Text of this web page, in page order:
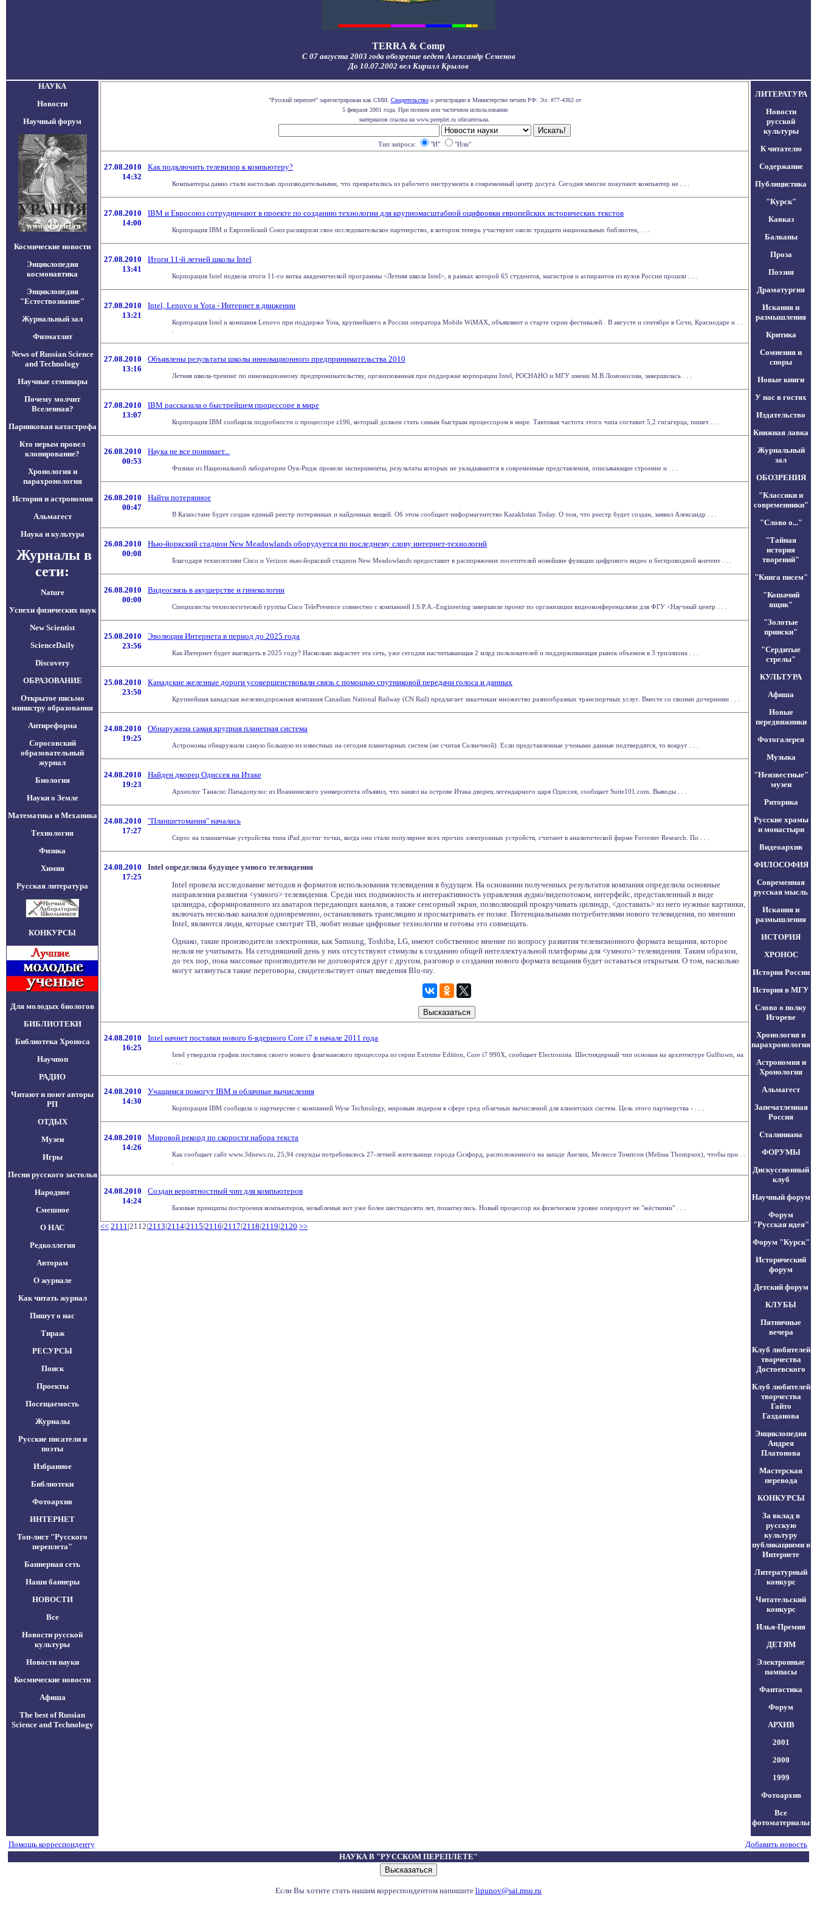
TERRA & Comp
С 07 августа 2003 года обозрение ведет Александр Семенов
До 10.07.2002 вел Кирилл Крылов
НАУКА
Новости
Научный форум
Космические новости
Энциклопедия
космонавтика
Энциклопедия
"Естествознание"
Журнальный зал
Физматлит
News of Russian Science
and Technology
Научные семинары
Почему молчит
Вселенная?
Парниковая катастрофа
Кто перым провел
клонирование?
Хронология и
парахронология
История и астрономия
Альмагест
Наука и культура
Журналы в
сети:
Nature
Успехи физических наук
New Scientist
ScienceDaily
Discovery
ОБРАЗОВАНИЕ
Открытое письмо
министру образования
Антиреформа
Соросовский
образовательный
журнал
Биология
Науки о Земле
Математика и Механика
Технология
Физика
Химия
Русская литература
КОНКУРСЫ
Для молодых биологов
БИБЛИОТЕКИ
Библиотека Хроноса
Научпоп
РАДИО
Читают и поют авторы
РП
ОТДЫХ
Музеи
Игры
Песни русского застолья
Народное
Смешное
О НАС
Редколлегия
Авторам
О журнале
Как читать журнал
Пишут о нас
Тираж
РЕСУРСЫ
Поиск
Проекты
Посещаемость
Журналы
Русские писатели и
поэты
Избранное
Библиотеки
Фотоархив
ИНТЕРНЕТ
Топ-лист "Русского
переплета"
Баннерная сеть
Наши баннеры
НОВОСТИ
Все
Новости русской
культуры
Новости науки
Космические новости
Афиша
The best of Russian
Science and Technology
"Русский переплет" зарегистрирован как СМИ. Свидетельствоо регистрации в Министерстве печати РФ: Эл. #77-4362 от
5 февраля 2001 года. При полном или частичном использовании
материалов ссылка на www.pereplet.ru обязательна.
Тип запроса: "И" "Или"
27.08.2010
14:32
Как подключить телевизор к компьютеру?
Компьютеры давно стали настолько производительными, что превратились из рабочего инструмента в современный центр досуга. Сегодня многие покупают компьютер не . . .
27.08.2010
14:00
IBM и Евросоюз сотрудничают в проекте по созданию технологии для крупномасштабной оцифровки европейских исторических текстов
Корпорация IBM и Европейский Союз расширили свое исследовательское партнерство, в котором теперь участвуют около тридцати национальных библиотек, . . .
27.08.2010
13:41
Итоги 11-й летней школы Intel
Корпорация Intel подвела итоги 11-го витка академической программы <Летняя школа Intel>, в рамках которой 65 студентов, магистров и аспирантов из вузов России прошли . . .
27.08.2010
13:21
Intel, Lenovo и Yota - Интернет в движении
Корпорация Intel и компания Lenovo при поддерже Yota, крупнейшего в России оператора Mobile WiMAX, объявляют о старте серии фестивалей . В августе и сентябре в Сочи, Краснодаре и . .
27.08.2010
13:16
Объявлены результаты школы инновационного предпринимательства 2010
Летняя школа-тренинг по инновационному предпринимательству, организованная при поддержке корпорации Intel, РОСНАНО и МГУ имени М.В.Ломоносова, завершилась . . .
27.08.2010
13:07
IBM рассказала о быстрейшем процессоре в мире
Корпорация IBM сообщила подробности о процессоре z196, который должен стать самым быстрым процессором в мире. Тактовая частота этого чипа составит 5,2 гигагерца, пишет . . .
26.08.2010
00:53
Наука не все понимает...
Физики из Национальной лаборатории Оук-Ридж провели эксперименты, результаты которых не укладываются в современные представления, описывающие строение и . . .
26.08.2010
00:47
Найти потерянное
В Казахстане будет создан единый реестр потерянных и найденных вещей. Об этом сообщает информагентство Kazakhstan Today. О том, что реестр будет создан, заявил Александр . . .
26.08.2010
00:08
Нью-йоркский стадион New Meadowlands оборудуется по последнему слову интернет-технологий
Благодаря технологиям Cisco и Verizon нью-йоркский стадион New Meadowlands предоставит в распоряжение посетителей новейшие функции цифрового видео и беспроводной контент . . .
26.08.2010
00:00
Видеосвязь в акушерстве и гинекологии
Специалисты технологической группы Cisco TelePresence совместно с компанией I.S.P.A.-Engineering завершили проект по организации видеоконференцсвязи для ФГУ <Научный центр . . .
25.08.2010
23:56
Эволюция Интернета в период до 2025 года
Как Интернет будет выглядеть в 2025 году? Насколько вырастет эта сеть, уже сегодня насчитывающая 2 млрд пользователей и поддерживающая рынок объемом в 3 триллиона . . .
25.08.2010
23:50
Канадские железные дороги усовершенствовали связь с помощью спутниковой передачи голоса и данных
Крупнейшая канадская железнодорожная компания Canadian National Railway (CN Rail) предлагает заказчикам множество разнообразных транспортных услуг. Вместе со своими дочерними . . .
24.08.2010
19:25
Обнаружена самая крупная планетная система
Астрономы обнаружили самую большую из известных на сегодня планетарных систем (не считая Солнечной). Если представленные учеными данные подтвердятся, то вокруг . . .
24.08.2010
19:23
Найден дворец Одиссея на Итаке
Археолог Танасис Пападопулос из Иоаннинского университета объявил, что нашел на острове Итака дворец легендарного царя Одиссея, сообщает Suite101.com. Выводы . . .
24.08.2010
17:27
"Планшетомания" началась
Спрос на планшетные устройства типа iPad достиг точки, когда они стали популярнее всех прочих электронных устройств, считают в аналитической фирме Forrester Research. По . . .
24.08.2010
17:25
Intel определила будущее умного телевидения
Intel провела исследование методов и форматов использования телевидения в будущем. На основании полученных результатов компания определила основные
направления развития <умного> телевидения. Среди них подвижность и интерактивность управления аудио/видепотоком, интерфейс, представленный в виде
цилиндра, сформированного из аватаров передающих каналов, а также сенсорный экран, позволяющий прокручивать цилиндр, <доставать> из него нужные картинки,
включать несколько каналов одновременно, останавливать трансляцию и просматривать ее позже. Потенциальными потребителями нового телевидения, по мнению
Intel, являются люди, которые смотрят ТВ, любят новые цифровые технологии и готовы это совмещать.
Однако, такие производители электроники, как Samsung, Toshiba, LG, имеют собственное мнение по вопросу развития телевизионного формата вещания, которое
нельзя не учитывать. На сегодняшний день у них отсутствуют стимулы к созданию общей интеллектуальной платформы для <умного> телевидения. Таким образом,
до тех пор, пока массовые производители не договорятся друг с другом, разговор о создании нового формата вещания будет оставаться открытым. О том, насколько
могут затянуться такие переговоры, свидетельствует опыт введения Blu-ray.
24.08.2010
16:25
Intel начнет поставки нового 6-ядерного Core i7 в начале 2011 года
Intel утвердила график поставок своего нового флагманского процессора из серии Extreme Edition, Core i7 990X, сообщает Electronista. Шестиядерный чип основан на архитектуре Gulftown, на
24.08.2010
14:30
Учащимся помогут IBM и облачные вычисления
Корпорация IBM сообщила о партнерстве с компанией Wyse Technology, мировым лидером в сфере сред облачных вычислений для клиентских систем. Цель этого партнерства - . . .
24.08.2010
14:26
Мировой рекорд по скорости набора текста
Как сообщает сайт www.3dnews.ru, 25,94 секунды потребовалось 27-летней жительнице города Солфорд, расположенного на западе Англии, Мелиссе Томпсон (Melissa Thompson), чтобы при . .
24.08.2010
14:24
Создан вероятностный чип для компьютеров
Базовые принципы построения компьютеров, незыблемые вот уже более шестидесяти лет, пошатнулись. Новый процессор на физическом уровне оперирует не "жёсткими" . . .
<< 2111|2112|2113|2114|2115|2116|2117|2118|2119|2120 >>
ЛИТЕРАТУРА
Новости
русской
культуры
К читателю
Содержание
Публицистика
"Курск"
Кавказ
Балканы
Проза
Поэзия
Драматургия
Искания и
размышления
Критика
Сомнения и
споры
Новые книги
У нас в гостях
Издательство
Книжная лавка
Журнальный
зал
ОБОЗРЕНИЯ
"Классики и
современники"
"Слово о..."
"Тайная
история
творений"
"Книга писем"
"Кошачий
ящик"
"Золотые
прииски"
"Сердитые
стрелы"
КУЛЬТУРА
Афиша
Новые
передвижники
Фотогалерея
Музыка
"Неизвестные"
музеи
Риторика
Русские храмы
и монастыри
Видеоархив
ФИЛОСОФИЯ
Современная
русская мысль
Искания и
размышления
ИСТОРИЯ
ХРОНОС
История России
История в МГУ
Слово о полку
Игореве
Хронология и
парахронология
Астрономия и
Хронология
Альмагест
Запечатленная
Россия
Сталиниана
ФОРУМЫ
Дискуссионный
клуб
Научный форум
Форум
"Русская идея"
Форум "Курск"
Исторический
форум
Детский форум
КЛУБЫ
Пятничные
вечера
Клуб любителей
творчества
Достоевского
Клуб любителей
творчества
Гайто
Газданова
Энциклопедия
Андрея
Платонова
Мастерская
перевода
КОНКУРСЫ
За вклад в
русскую
культуру
публикациями в
Интернете
Литературный
конкурс
Читательский
конкурс
Илья-Премия
ДЕТЯМ
Электронные
пампасы
Фантастика
Форум
АРХИВ
2001
2000
1999
Фотоархив
Все
фотоматериалы
Помощь корреспонденту
Добавить новость
НАУКА В "РУССКОМ ПЕРЕПЛЕТЕ"
Если Вы хотите стать нашим корреспондентом напишите lipunov@sai.msu.ru